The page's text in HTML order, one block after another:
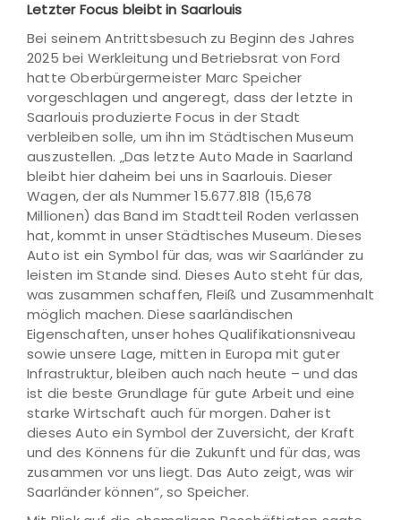
Letzter Focus bleibt in Saarlouis
Bei seinem Antrittsbesuch zu Beginn des Jahres
2025 bei Werkleitung und Betriebsrat von Ford
hatte Oberbürgermeister Marc Speicher
vorgeschlagen und angeregt, dass der letzte in
Saarlouis produzierte Focus in der Stadt
verbleiben solle, um ihn im Städtischen Museum
auszustellen. „Das letzte Auto Made in Saarland
bleibt hier daheim bei uns in Saarlouis. Dieser
Wagen, der als Nummer 15.677.818 (15,678
Millionen) das Band im Stadtteil Roden verlassen
hat, kommt in unser Städtisches Museum. Dieses
Auto ist ein Symbol für das, was wir Saarländer zu
leisten im Stande sind. Dieses Auto steht für das,
was zusammen schaffen, Fleiß und Zusammenhalt
möglich machen. Diese saarländischen
Eigenschaften, unser hohes Qualifikationsniveau
sowie unsere Lage, mitten in Europa mit guter
Infrastruktur, bleiben auch nach heute – und das
ist die beste Grundlage für gute Arbeit und eine
starke Wirtschaft auch für morgen. Daher ist
dieses Auto ein Symbol der Zuversicht, der Kraft
und des Könnens für die Zukunft und für das, was
zusammen vor uns liegt. Das Auto zeigt, was wir
Saarländer können“, so Speicher.